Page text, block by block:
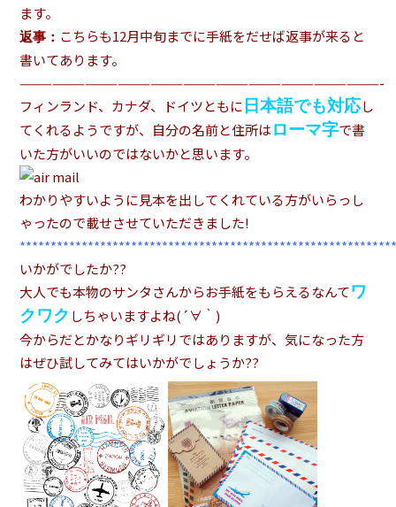
ます。
返事： こちらも12月中旬までに手紙をだせば返事が来ると
書いてあります。
—————————————————————————————————-
フィンランド、カナダ、ドイツともに日本語でも対応し
てくれるようですが、自分の名前と住所はローマ字で書
いた方がいいのではないかと思います。
わかりやすいように見本を出してくれている方がいらっし
ゃったので載せさせていただきました!
いかがでしたか??
大人でも本物のサンタさんからお手紙をもらえるなんてワ
クワク しちゃいますよね(´∀｀)
今からだとかなりギリギリではありますが、気になった方
はぜひ試してみてはいかがでしょうか??